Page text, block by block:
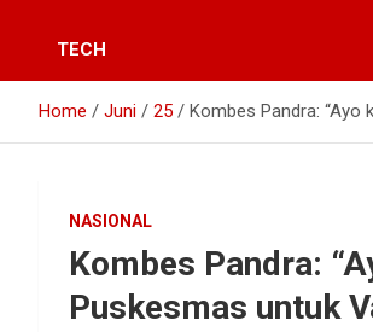
TECH
Home Juni 25 Kombes Pandra: “Ayo
NASIONAL
Kombes Pandra:
Puskesmas untuk